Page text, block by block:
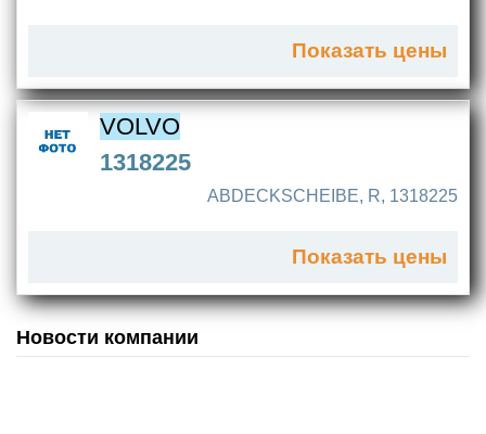
Показать цены
VOLVO
1318225
ABDECKSCHEIBE, R, 1318225
Показать цены
Новости компании